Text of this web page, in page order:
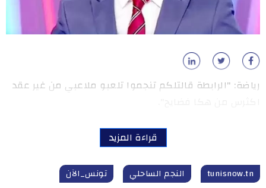
رياضة: "الرابطة قالتلكم تنجموا تلعبو ملاعبي من غير عقد
قراءة المزيد
tunisnow.tn النجم الساحلي
تونس_الآن